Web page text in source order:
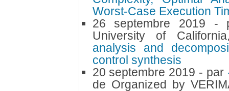
Worst-Case Execution
26 septembre 2019 -
University of
analysis and
control synthesis
20 septembre 2019 - par
de Organized by